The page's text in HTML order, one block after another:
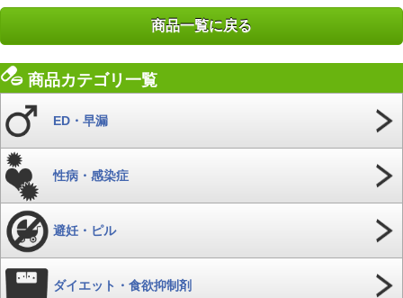
商品一覧に戻る
商品カテゴリ一覧
ED・早漏
性病・感染症
避妊・ピル
ダイエット・食欲抑制剤